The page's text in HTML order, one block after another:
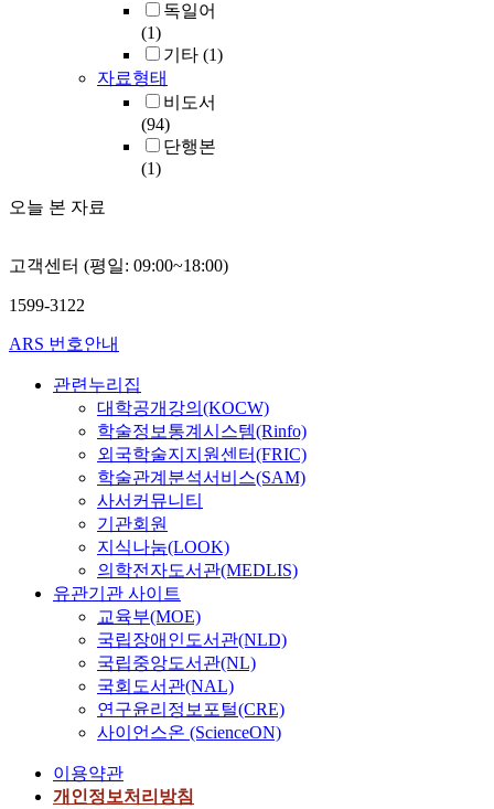
독일어
(1)
기타 (1)
자료형태
비도서
(94)
단행본
(1)
오늘 본 자료
고객센터 (평일: 09:00~18:00)
1599-3122
ARS 번호안내
관련누리집
대학공개강의(KOCW)
학술정보통계시스템(Rinfo)
외국학술지지원센터(FRIC)
학술관계분석서비스(SAM)
사서커뮤니티
기관회원
지식나눔(LOOK)
의학전자도서관(MEDLIS)
유관기관 사이트
교육부(MOE)
국립장애인도서관(NLD)
국립중앙도서관(NL)
국회도서관(NAL)
연구윤리정보포털(CRE)
사이언스온 (ScienceON)
이용약관
개인정보처리방침